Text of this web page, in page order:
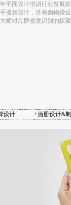
平面设计培训行业发展
提袋设计，济南购物袋
师对品牌视觉识别的探索
设计 +画册设计&